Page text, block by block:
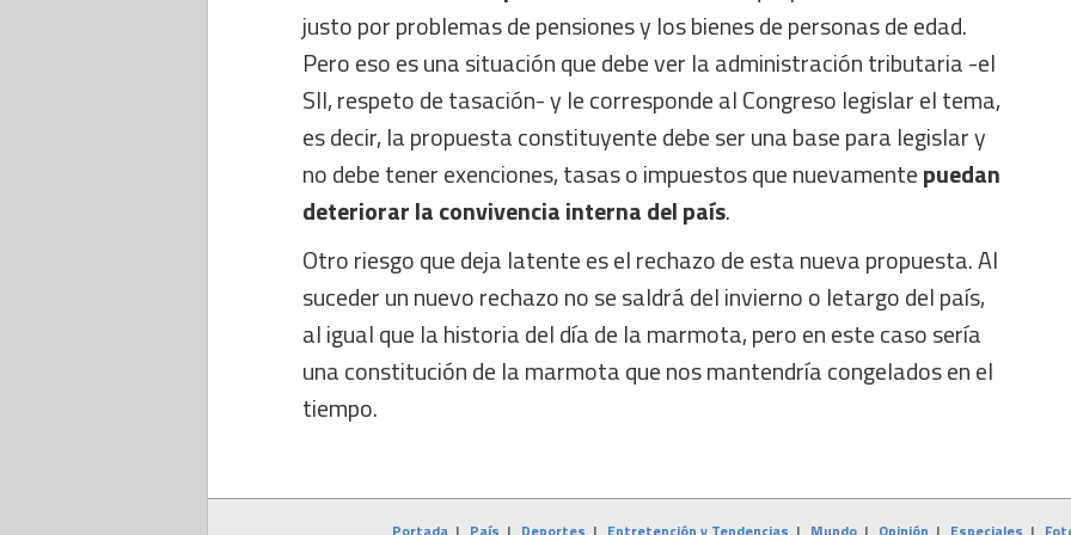
justo por problemas de pensiones y los bienes de personas de edad.
Pero eso es una situación que debe ver la administración tributaria -el
SII, respeto de tasación- y le corresponde al Congreso legislar el tema,
es decir, la propuesta constituyente debe ser una base para legislar y
no debe tener exenciones, tasas o impuestos que nuevamentepuedan
deteriorar la convivencia interna del país.
Otro riesgo que deja latente es el rechazo de esta nueva propuesta. Al
suceder un nuevo rechazo no se saldrá del invierno o letargo del país,
al igual que la historia del día de la marmota, pero en este caso sería
una constitución de la marmota que nos mantendría congelados en el
tiempo.